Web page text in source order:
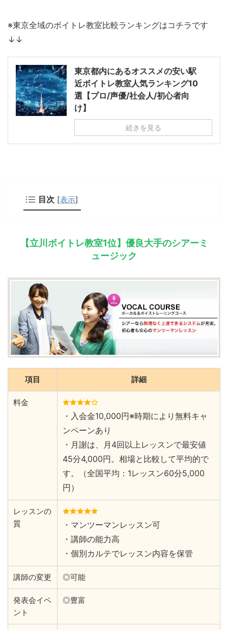
※東京全域のボイトレ教室比較ランキングはコチラです
↓↓
東京都内にあるオススメの安い駅
近ボイトレ教室人気ランキング10
選【プロ/声優/社会人/初心者向
け】
続きを見る
目次 [表示]
【立川ボイトレ教室1位】優良大手のシアーミ
ュージック
項目 詳細
料金
・入会金10,000円※時期により無料キャ
ンペーンあり
・月謝は、月4回以上レッスンで最安値
45分4,000円。相場と比較して平均的で
す。（全国平均：1レッスン60分5,000
円）
レッスンの
質
・マンツーマンレッスン可
・講師の能力高
・個別カルテでレッスン内容を保管
講師の変更 ◎可能
発表会イベ
ント
◎豊富